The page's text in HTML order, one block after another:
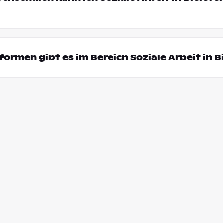
gibt es im Bereich Soziale Arbeit in